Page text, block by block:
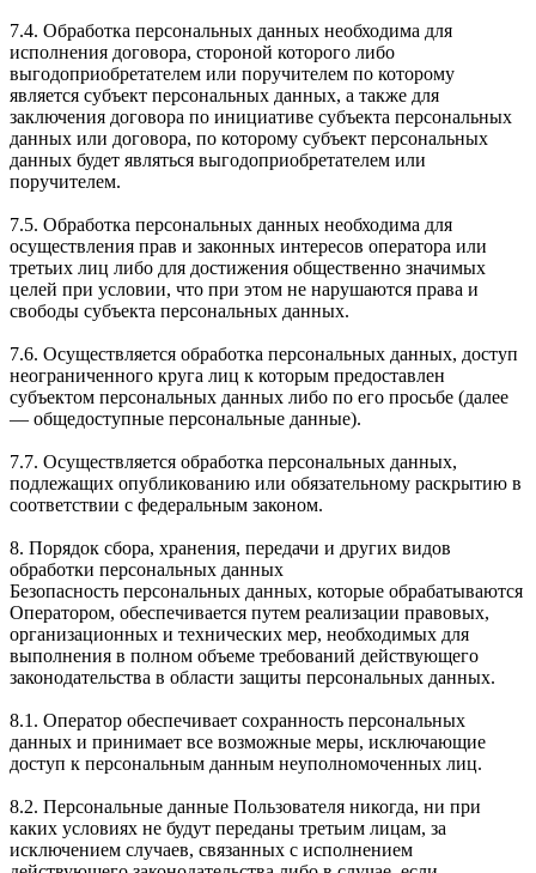
7.4. Обработка персональных данных необходима для
исполнения договора, стороной которого либо
выгодоприобретателем или поручителем по которому
является субъект персональных данных, а также для
заключения договора по инициативе субъекта персональных
данных или договора, по которому субъект персональных
данных будет являться выгодоприобретателем или
поручителем.
7.5. Обработка персональных данных необходима для
осуществления прав и законных интересов оператора или
третьих лиц либо для достижения общественно значимых
целей при условии, что при этом не нарушаются права и
свободы субъекта персональных данных.
7.6. Осуществляется обработка персональных данных, доступ
неограниченного круга лиц к которым предоставлен
субъектом персональных данных либо по его просьбе (далее
— общедоступные персональные данные).
7.7. Осуществляется обработка персональных данных,
подлежащих опубликованию или обязательному раскрытию в
соответствии с федеральным законом.
8. Порядок сбора, хранения, передачи и других видов
обработки персональных данных
Безопасность персональных данных, которые обрабатываются
Оператором, обеспечивается путем реализации правовых,
организационных и технических мер, необходимых для
выполнения в полном объеме требований действующего
законодательства в области защиты персональных данных.
8.1. Оператор обеспечивает сохранность персональных
данных и принимает все возможные меры, исключающие
доступ к персональным данным неуполномоченных лиц.
8.2. Персональные данные Пользователя никогда, ни при
каких условиях не будут переданы третьим лицам, за
исключением случаев, связанных с исполнением